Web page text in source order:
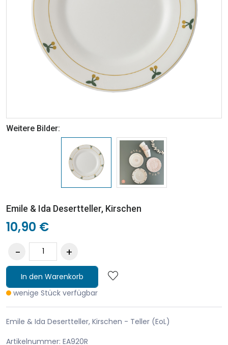
Weitere Bilder:
Emile & Ida Desertteller, Kirschen
10,90 €
In den Warenkorb
wenige Stück verfügbar
Emile & Ida Desertteller, Kirschen - Teller (EoL)
Artikelnummer: EA920R